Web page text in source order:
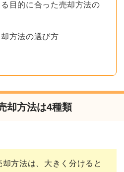
目的に合った売却方法の
方法の選び方
却方法は4種類
方法は、大きく分けると